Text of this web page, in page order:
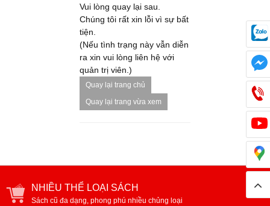
Vui lòng quay lại sau.
Chúng tôi rất xin lỗi vì sự bất
tiện.
(Nếu tình trạng này vẫn diễn
ra xin vui lòng liên hệ với
quản trị viên.)
Quay lại trang chủ
Quay lại trang vừa xem
NHIỀU THỂ LOẠI SÁCH
Sách cũ đa dạng, phong phú nhiều chủng loại